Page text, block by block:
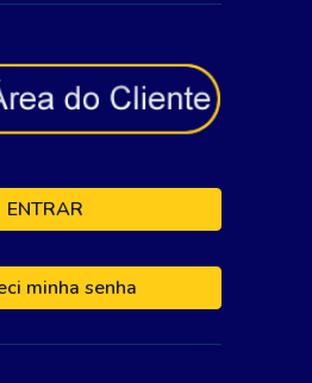
ENTRAR
minha senha